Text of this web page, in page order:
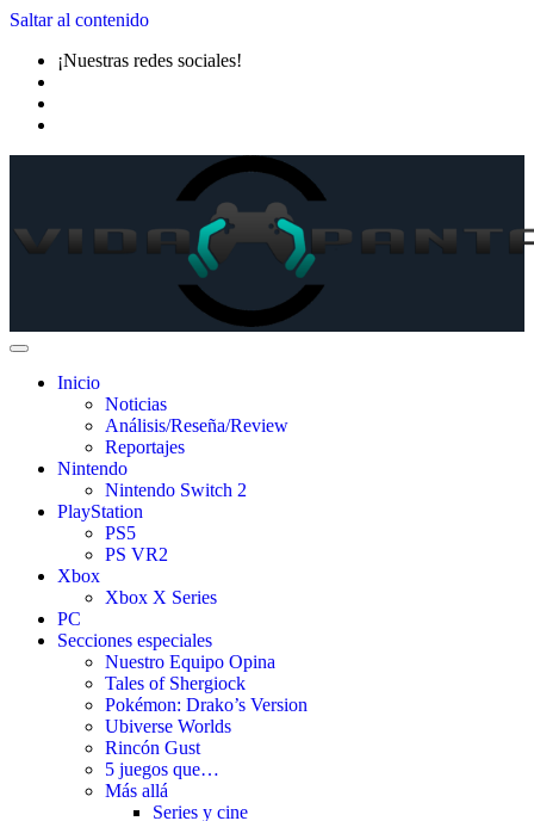
Saltar al contenido
¡Nuestras redes sociales!
Inicio
Noticias
Análisis/Reseña/Review
Reportajes
Nintendo
Nintendo Switch 2
PlayStation
PS5
PS VR2
Xbox
Xbox X Series
PC
Secciones especiales
Nuestro Equipo Opina
Tales of Shergiock
Pokémon: Drako’s Version
Ubiverse Worlds
Rincón Gust
5 juegos que…
Más allá
Series y cine